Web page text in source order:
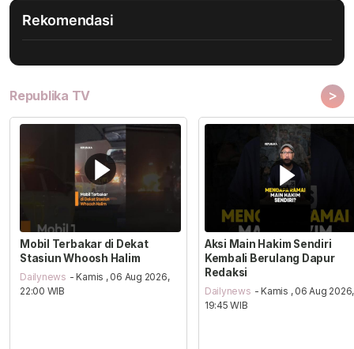
Rekomendasi
Republika TV >
Mobil Terbakar di Dekat
Stasiun Whoosh Halim
Dailynews - Kamis , 06 Aug 2026,
22:00 WIB
Aksi Main Hakim Sendiri
Kembali Berulang Dapur
Redaksi
Dailynews - Kamis , 06 Aug 2026,
19:45 WIB